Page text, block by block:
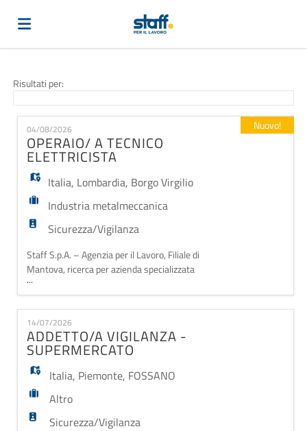
Offerte
di
lavoro
Carica
il
CV
Login
Lingua
EN
FR
IT
Risultati per:
04/08/2026
OPERAIO/ A TECNICO
ELETTRICISTA
Italia, Lombardia, Borgo Virgilio
Industria metalmeccanica
Sicurezza/Vigilanza
Staff S.p.A. – Agenzia per il Lavoro, Filiale di
Mantova, ricerca per azienda specializzata
nell'installazione di sistemi di sicurezza con sede a
Borgo Virgilio (MN) un/una Elettricista. La risorsa si
occuperà dell'installazione, della manutenzione e del
collaudo di impianti e sistemi di sicurezza presso
aziende e uffici del territorio, effettuand
...
Nuovo!
14/07/2026
ADDETTO/A VIGILANZA -
SUPERMERCATO
Italia, Piemonte, FOSSANO
Altro
Sicurezza/Vigilanza